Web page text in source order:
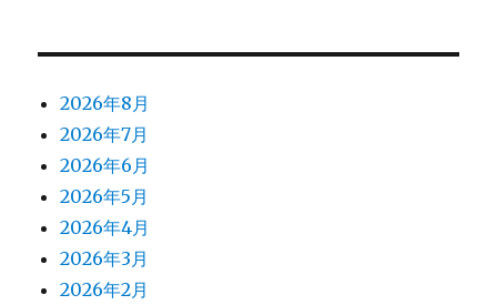
2026年8月
2026年7月
2026年6月
2026年5月
2026年4月
2026年3月
2026年2月